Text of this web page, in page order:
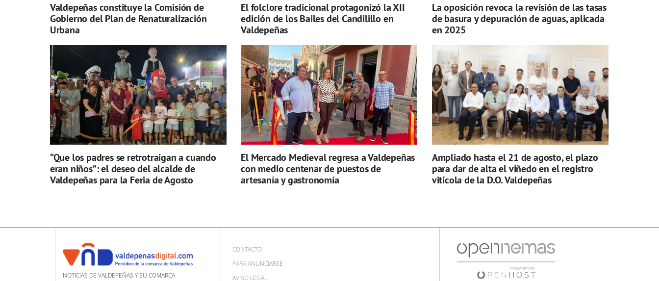
Valdepeñas constituye la Comisión de
Gobierno del Plan de Renaturalización
Urbana
El folclore tradicional protagonizó la XII
edición de los Bailes del Candilillo en
Valdepeñas
La oposición revoca la revisión de las tasas
de basura y depuración de aguas, aplicada
en 2025
“Que los padres se retrotraigan a cuando
eran niños”: el deseo del alcalde de
Valdepeñas para la Feria de Agosto
El Mercado Medieval regresa a Valdepeñas
con medio centenar de puestos de
artesanía y gastronomía
Ampliado hasta el 21 de agosto, el plazo
para dar de alta el viñedo en el registro
vitícola de la D.O. Valdepeñas
NOTICIAS DE VALDEPEÑAS Y SU COMARCA
CONTACTO
PARA ANUNCIARSE
AVISO LEGAL